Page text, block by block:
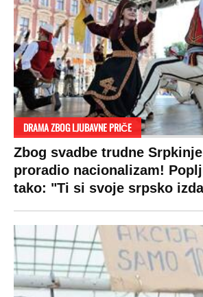
DRAMA ZBOG LJUBAVNE PRIČE
Zbog svadbe trudne
proradio nacionalizam!
tako: "Ti si svoje srpsko